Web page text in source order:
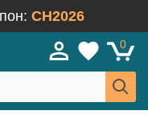
CH2026
0